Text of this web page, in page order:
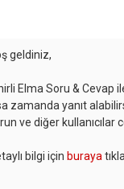
geldiniz,
Elma Soru & Cevap
zamanda yanıt
ve diğer kullanıcılar
bilgi için buraya